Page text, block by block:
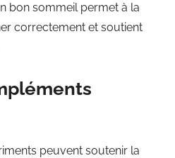
bon sommeil permet à la
correctement et soutient
peuvent soutenir la